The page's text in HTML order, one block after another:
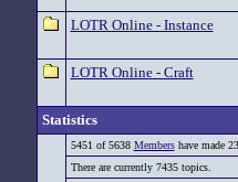
LOTR Online - Instance
LOTR Online - Craft
Statistics
5451 of 5638 Membershave made
There are currently 7435 topics.